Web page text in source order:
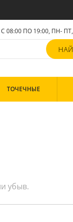
С 08:00 ПО 19:00, ПН- ПТ,
ТОЧЕЧНЫЕ